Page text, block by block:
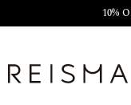
10%